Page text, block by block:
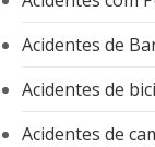
Acidentes de
Acidentes de
Acidentes de